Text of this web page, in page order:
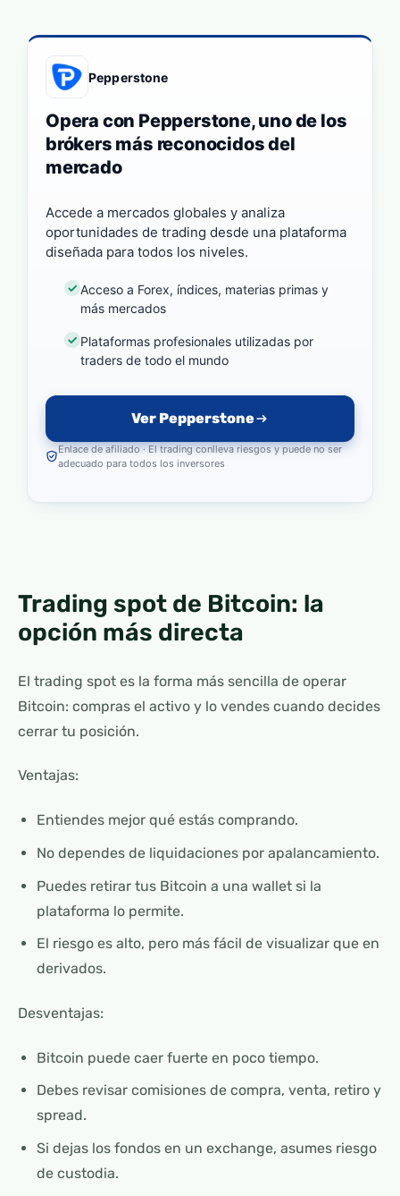
Pepperstone
Opera con Pepperstone, uno de los
brókers más reconocidos del
mercado
Accede a mercados globales y analiza
oportunidades de trading desde una plataforma
diseñada para todos los niveles.
Acceso a Forex, índices, materias primas y
más mercados
Plataformas profesionales utilizadas por
traders de todo el mundo
Ver Pepperstone
Enlace de afiliado · El trading conlleva riesgos y puede no ser
adecuado para todos los inversores
Trading spot de Bitcoin: la
opción más directa
El trading spot es la forma más sencilla de operar
Bitcoin: compras el activo y lo vendes cuando decides
cerrar tu posición.
Ventajas:
Entiendes mejor qué estás comprando.
No dependes de liquidaciones por apalancamiento.
Puedes retirar tus Bitcoin a una wallet si la
plataforma lo permite.
El riesgo es alto, pero más fácil de visualizar que en
derivados.
Desventajas:
Bitcoin puede caer fuerte en poco tiempo.
Debes revisar comisiones de compra, venta, retiro y
spread.
Si dejas los fondos en un exchange, asumes riesgo
de custodia.